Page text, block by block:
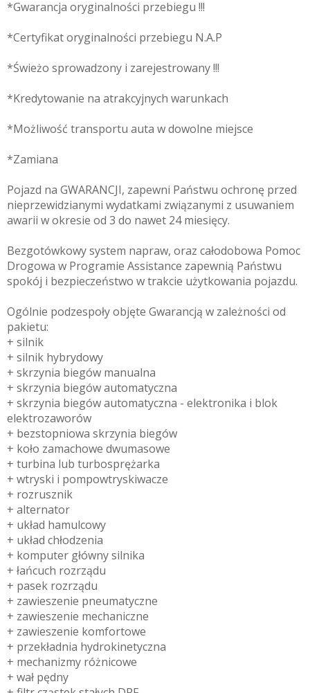
*Gwarancja oryginalności przebiegu !!!
*Certyfikat oryginalności przebiegu N.A.P
*Świeżo sprowadzony i zarejestrowany !!!
*Kredytowanie na atrakcyjnych warunkach
*Możliwość transportu auta w dowolne miejsce
*Zamiana
Pojazd na GWARANCJI, zapewni Państwu ochronę przed
nieprzewidzianymi wydatkami związanymi z usuwaniem
awarii w okresie od 3 do nawet 24 miesięcy.
Bezgotówkowy system napraw, oraz całodobowa Pomoc
Drogowa w Programie Assistance zapewnią Państwu
spokój i bezpieczeństwo w trakcie użytkowania pojazdu.
Ogólnie podzespoły objęte Gwarancją w zależności od
pakietu:
+ silnik
+ silnik hybrydowy
+ skrzynia biegów manualna
+ skrzynia biegów automatyczna
+ skrzynia biegów automatyczna - elektronika i blok
elektrozaworów
+ bezstopniowa skrzynia biegów
+ koło zamachowe dwumasowe
+ turbina lub turbosprężarka
+ wtryski i pompowtryskiwacze
+ rozrusznik
+ alternator
+ układ hamulcowy
+ układ chłodzenia
+ komputer główny silnika
+ łańcuch rozrządu
+ pasek rozrządu
+ zawieszenie pneumatyczne
+ zawieszenie mechaniczne
+ zawieszenie komfortowe
+ przekładnia hydrokinetyczna
+ mechanizmy różnicowe
+ wał pędny